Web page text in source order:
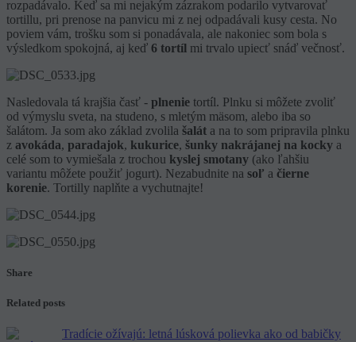
rozpadávalo. Keď sa mi nejakým zázrakom podarilo vytvarovať
tortillu, pri prenose na panvicu mi z nej odpadávali kusy cesta. No
poviem vám, trošku som si ponadávala, ale nakoniec som bola s
výsledkom spokojná, aj keď 6 tortíl mi trvalo upiecť snáď večnosť.
Nasledovala tá krajšia časť - plnenie tortíl. Plnku si môžete zvoliť
od výmyslu sveta, na studeno, s mletým mäsom, alebo iba so
šalátom. Ja som ako základ zvolila šalát a na to som pripravila plnku
z avokáda, paradajok, kukurice, šunky nakrájanej na kocky a
celé som to vymiešala z trochou kyslej smotany (ako ľahšiu
variantu môžete použiť jogurt). Nezabudnite na soľ a čierne
korenie. Tortilly naplňte a vychutnajte!
Share
Related posts
Tradície ožívajú: letná lúsková polievka ako od babičky